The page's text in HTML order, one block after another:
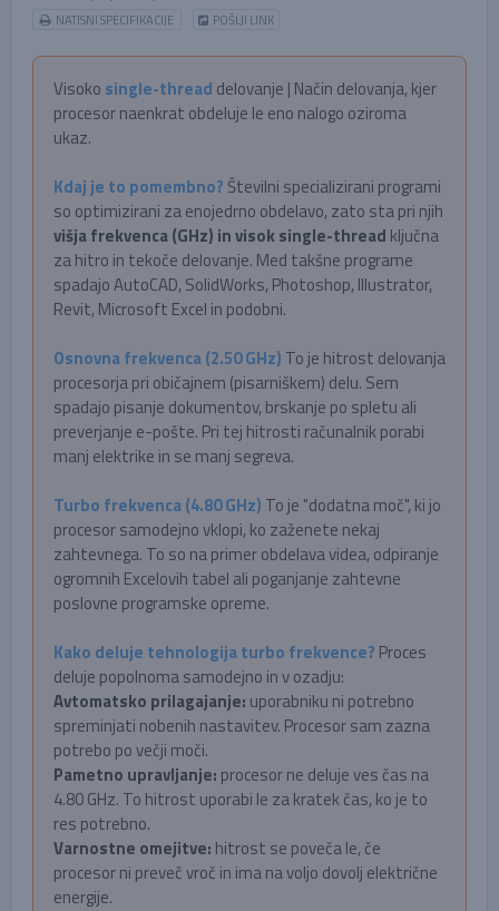
NATISNI SPECIFIKACIJE POŠLJI LINK
Visoko single-thread delovanje | Način delovanja, kjer
procesor naenkrat obdeluje le eno nalogo oziroma
ukaz.
Kdaj je to pomembno? Številni specializirani programi
so optimizirani za enojedrno obdelavo, zato sta pri njih
višja frekvenca (GHz) in visok single-thread ključna
za hitro in tekoče delovanje. Med takšne programe
spadajo AutoCAD, SolidWorks, Photoshop, Illustrator,
Revit, Microsoft Excel in podobni.
Osnovna frekvenca (2.50 GHz) To je hitrost delovanja
procesorja pri običajnem (pisarniškem) delu. Sem
spadajo pisanje dokumentov, brskanje po spletu ali
preverjanje e-pošte. Pri tej hitrosti računalnik porabi
manj elektrike in se manj segreva.
Turbo frekvenca (4.80 GHz) To je "dodatna moč", ki jo
procesor samodejno vklopi, ko zaženete nekaj
zahtevnega. To so na primer obdelava videa, odpiranje
ogromnih Excelovih tabel ali poganjanje zahtevne
poslovne programske opreme.
Kako deluje tehnologija turbo frekvence? Proces
deluje popolnoma samodejno in v ozadju:
Avtomatsko prilagajanje: uporabniku ni potrebno
spreminjati nobenih nastavitev. Procesor sam zazna
potrebo po večji moči.
Pametno upravljanje: procesor ne deluje ves čas na
4.80 GHz. To hitrost uporabi le za kratek čas, ko je to
res potrebno.
Varnostne omejitve: hitrost se poveča le, če
procesor ni preveč vroč in ima na voljo dovolj električne
energije.